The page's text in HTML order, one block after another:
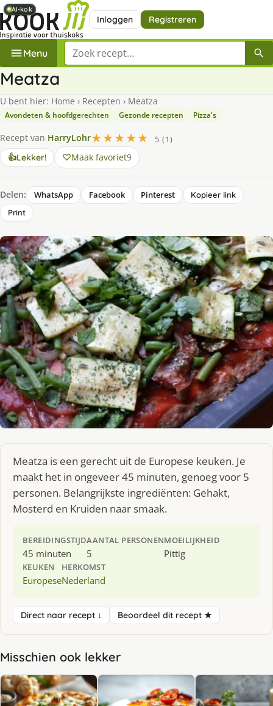
Inloggen Registreren
Menu Zoek een recept
Meatza
U bent hier: Home › Recepten › Meatza
Avondeten & hoofdgerechten Gezonde recepten Pizza's
Recept van HarryLohr★★★★★
5 (1)
👍Lekker! Maak favoriet9
Delen: WhatsApp Facebook Pinterest
Kopieer link
Print
Meatza is een gerecht uit de Europese keuken. Je
maakt het in ongeveer 45 minuten, genoeg voor 5
personen. Belangrijkste ingrediënten: Gehakt,
Mosterd en Kruiden naar smaak.
BEREIDINGSTIJD
45 minuten
AANTAL PERSONEN
5
MOEILIJKHEID
Pittig
KEUKEN
Europese
HERKOMST
Nederland
Direct naar recept ↓ Beoordeel dit recept ★
Misschien ook lekker
AI-kok
AI-kok
AI-kok
AI-kok